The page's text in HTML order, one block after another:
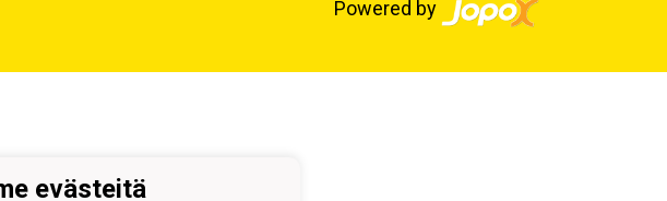
Powered by
evästeitä